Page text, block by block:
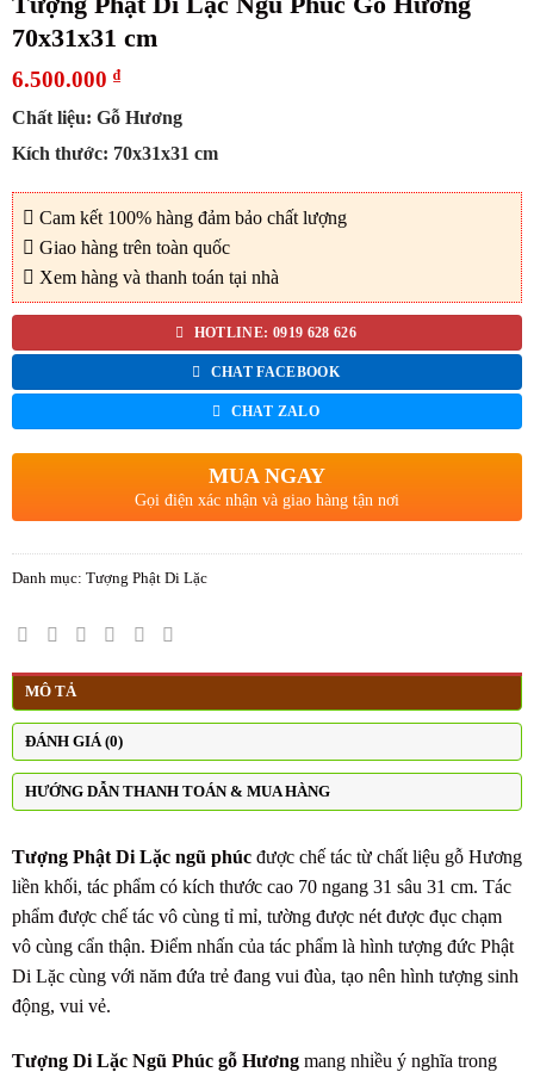
70x31x31 cm
6.500.000 ₫
Chất liệu: Gỗ Hương
Kích thước: 70x31x31 cm
Cam kết 100% hàng đảm bảo chất lượng
Giao hàng trên toàn quốc
Xem hàng và thanh toán tại nhà
HOTLINE: 0919 628 626
CHAT FACEBOOK
CHAT ZALO
MUA NGAY
Gọi điện xác nhận và giao hàng tận nơi
Danh mục: Tượng Phật Di Lặc
MÔ TẢ
ĐÁNH GIÁ (0)
HƯỚNG DẪN THANH TOÁN & MUA HÀNG
Tượng Phật Di Lặc ngũ phúc được chế tác từ chất liệu gỗ Hương
liền khối, tác phẩm có kích thước cao 70 ngang 31 sâu 31 cm. Tác
phẩm được chế tác vô cùng tỉ mỉ, tường được nét được đục chạm
vô cùng cẩn thận. Điểm nhấn của tác phẩm là hình tượng đức Phật
Di Lặc cùng với năm đứa trẻ đang vui đùa, tạo nên hình tượng sinh
động, vui vẻ.
Tượng Di Lặc Ngũ Phúc gỗ Hương mang nhiều ý nghĩa trong